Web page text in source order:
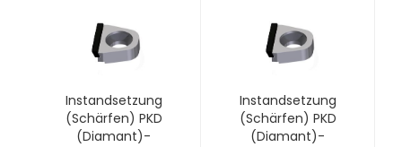
Instandsetzung
(Schärfen) PKD
(Diamant)-
Instandsetzung
(Schärfen) PKD
(Diamant)-